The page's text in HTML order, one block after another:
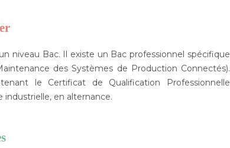
niveau Bac. Il existe un Bac professionnel spécifique
des Systèmes de Production Connectés).
le Certificat de Qualification Professionnelle
industrielle, en alternance.